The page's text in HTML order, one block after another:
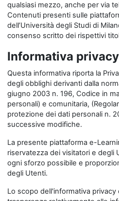
qualsiasi mezzo, anche per via
Contenuti presenti sulle
dell’Università degli Studi di
consenso scritto dei rispettivi
Informativa
Questa informativa riporta la
degli obblighi derivanti dalla
giugno 2003 n. 196, Codice in
personali) e comunitaria,
protezione dei dati personali n.
successive modifiche.
La presente piattaforma e-
riservatezza dei visitatori e degli
ogni sforzo possibile e
degli Utenti.
Lo scopo dell'informativa privacy